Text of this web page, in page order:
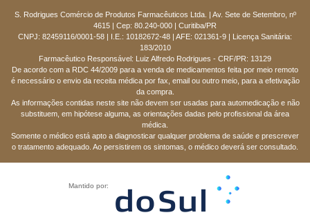
S. Rodrigues Comércio de Produtos Farmacêuticos Ltda. | Av. Sete de Setembro, nº
4615 | Cep: 80.240-000 | Curitiba/PR
CNPJ: 82459116/0001-58 | I.E.: 10182672-48 | AFE: 021361-9 | Licença Sanitária:
183/2010
Farmacêutico Responsável: Luiz Alfredo Rodrigues - CRF/PR: 13129
De acordo com a RDC 44/2009 para a venda de medicamentos feita por meio remoto
é necessário o envio da receita médica por fax, email ou outro meio, para a efetivação
da compra.
As informações contidas neste site não devem ser usadas para automedicação e não
substituem, em hipótese alguma, as orientações dadas pelo profissional da área
médica.
Somente o médico está apto a diagnosticar qualquer problema de saúde e prescrever
o tratamento adequado. Ao persistirem os sintomas, o médico deverá ser consultado.
Mantido por: